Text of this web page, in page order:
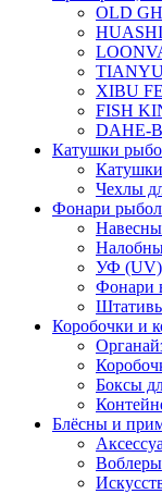
OLD
HUASHI
XIBU
FISH
DAHE-
Катушки
Катушки
Чехлы
Фонари
УФ (UV)
Фонари
Коробочки и
Боксы
Блёсны и
Воблеры